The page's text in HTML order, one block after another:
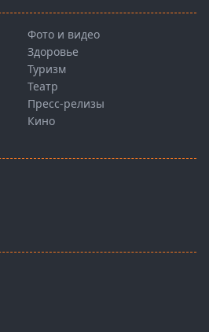
Фото и видео
Здоровье
Туризм
Театр
Пресс-релизы
Кино